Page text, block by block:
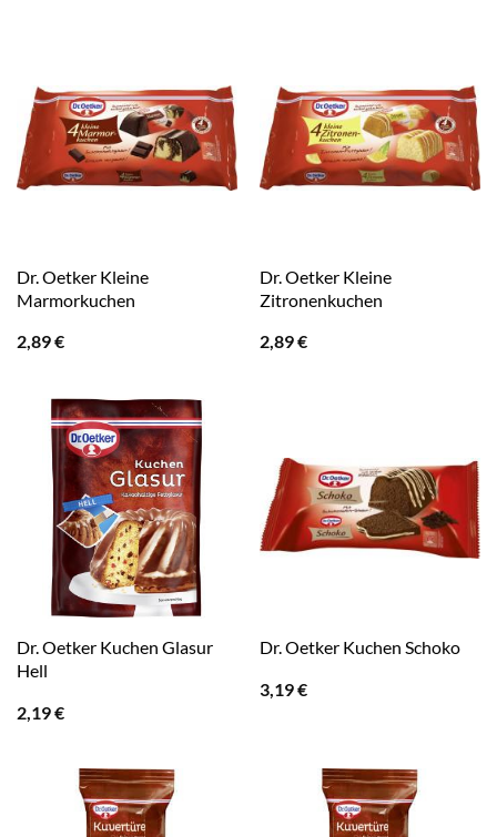
Dr. Oetker Kleine
Marmorkuchen
2,89€
Dr. Oetker Kleine
Zitronenkuchen
2,89€
Dr. Oetker Kuchen Glasur
Hell
2,19€
Dr. Oetker Kuchen Schoko
3,19€